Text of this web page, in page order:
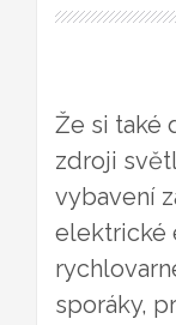
Že si také
zdroji
vybavení
elektrické
sporáky,